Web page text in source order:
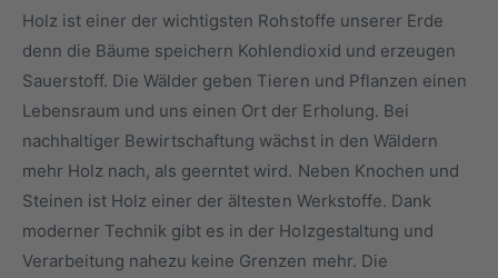
Holz ist einer der wichtigsten Rohstoffe unserer Erde
denn die Bäume speichern Kohlendioxid und erzeugen
Sauerstoff. Die Wälder geben Tieren und Pflanzen einen
Lebensraum und uns einen Ort der Erholung. Bei
nachhaltiger Bewirtschaftung wächst in den Wäldern
mehr Holz nach, als geerntet wird. Neben Knochen und
Steinen ist Holz einer der ältesten Werkstoffe. Dank
moderner Technik gibt es in der Holzgestaltung und
Verarbeitung nahezu keine Grenzen mehr. Die